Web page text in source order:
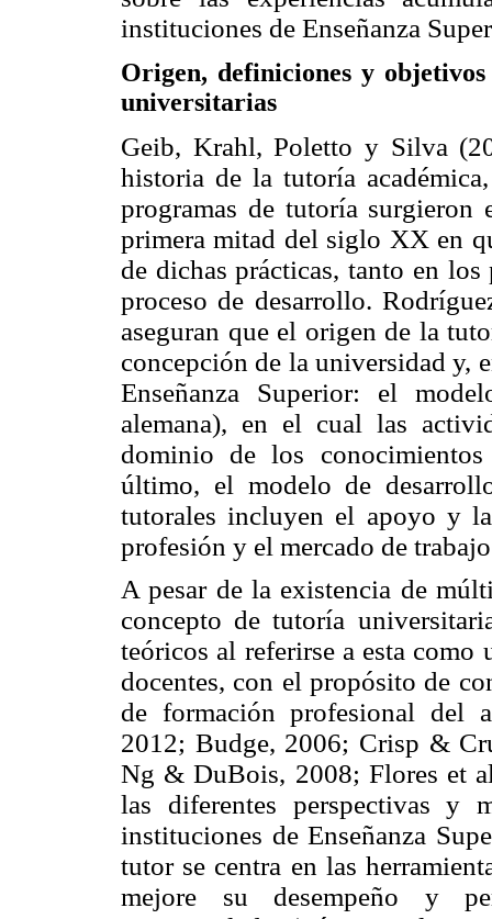
instituciones de Enseñanza
Origen, definiciones y
universitarias
Geib, Krahl, Poletto y Silva
historia de la tutoría
programas de tutoría surgieron
primera mitad del siglo XX en
de dichas prácticas, tanto en
proceso de desarrollo.
aseguran que el origen de la
concepción de la universidad y,
Enseñanza Superior: el
alemana), en el cual las
dominio de los
último, el modelo de
tutorales incluyen el apoyo y
profesión y el mercado de
A pesar de la existencia de
concepto de tutoría
teóricos al referirse a esta como
docentes, con el propósito de
de formación profesional del
2012; Budge, 2006; Crisp &
Ng & DuBois, 2008; Flores et
las diferentes perspectivas y
instituciones de Enseñanza
tutor se centra en las
mejore su desempeño y